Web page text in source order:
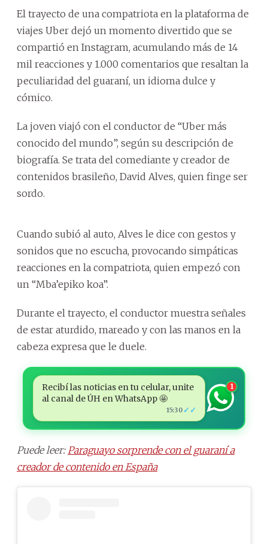
El trayecto de una compatriota en la plataforma de
viajes Uber dejó un momento divertido que se
compartió en Instagram, acumulando más de 14
mil reacciones y 1.000 comentarios que resaltan la
peculiaridad del guaraní, un idioma dulce y
cómico.
La joven viajó con el conductor de “Uber más
conocido del mundo”, según su descripción de
biografía. Se trata del comediante y creador de
contenidos brasileño, David Alves, quien finge ser
sordo.
Cuando subió al auto, Alves le dice con gestos y
sonidos que no escucha, provocando simpáticas
reacciones en la compatriota, quien empezó con
un “Mba’epiko koa”.
Durante el trayecto, el conductor muestra señales
de estar aturdido, mareado y con las manos en la
cabeza expresa que le duele.
Recibí las noticias en tu celular, unite
al canal de ÚH en WhatsApp 🤩
15:30 ✓✓
1
Puede leer: Paraguayo sorprende con el guaraní a
creador de contenido en España